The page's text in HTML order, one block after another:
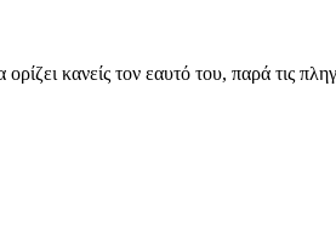
κανείς τον εαυτό του, παρά τις